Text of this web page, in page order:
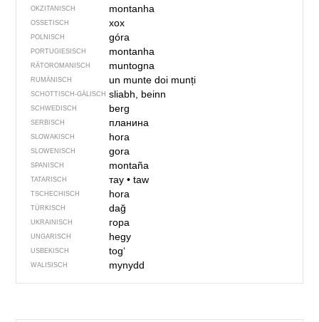
OKZITANISCH montanha
OSSETISCH хох
POLNISCH góra
PORTUGIESISCH montanha
RÄTOROMANISCH muntogna
RUMÄNISCH un muntedoi munți
SCHOTTISCH-GÄLISCH sliabh, beinn
SCHWEDISCH berg
SERBISCH планина
SLOWAKISCH hora
SLOWENISCH gora
SPANISCH montaña
TATARISCH тау• taw
TSCHECHISCH hora
TÜRKISCH dağ
UKRAINISCH гора
UNGARISCH hegy
USBEKISCH togʻ
WALISISCH mynydd